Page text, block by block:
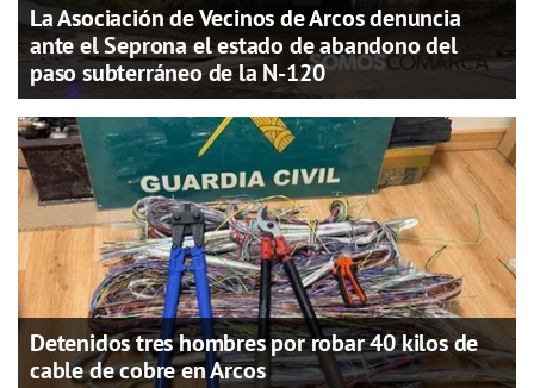
La Asociación de Vecinos de Arcos denuncia
ante el Seprona el estado de abandono del
paso subterráneo de la N-120
Detenidos tres hombres por robar 40 kilos de
cable de cobre en Arcos